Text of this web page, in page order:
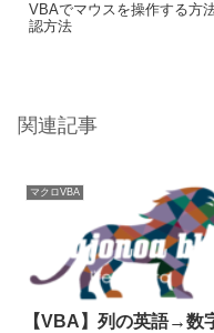
VBAでマウスを操作する方
認方法
関連記事
マクロVBA
【VBA】列の英語→数